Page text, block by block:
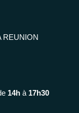
REUNION
14h à 17h30